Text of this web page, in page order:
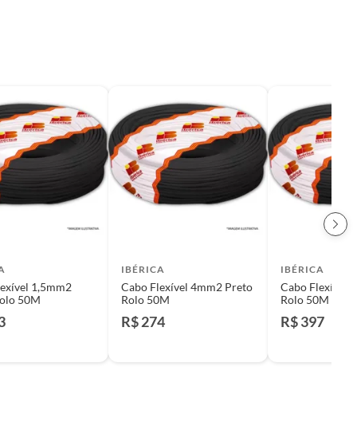
1,5mm2
50M
IBÉRICA
Cabo Flexível 4mm2 Preto
Rolo 50M
R$ 274
IBÉRICA
Cabo Flexível
Rolo 50M
R$ 397